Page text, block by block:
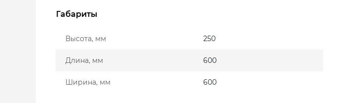
Габариты
Высота, мм 250
Длина, мм 600
Ширина, мм 600